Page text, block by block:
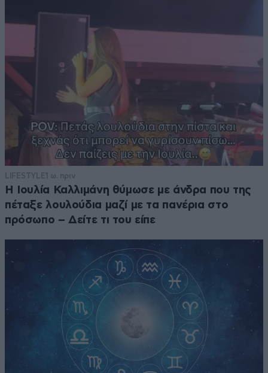
LIFESTYLE1 ω. πριν
Η Ιουλία Καλλιμάνη θύμωσε με άνδρα που της
πέταξε λουλούδια μαζί με τα πανέρια στο
πρόσωπο – Δείτε τι του είπε